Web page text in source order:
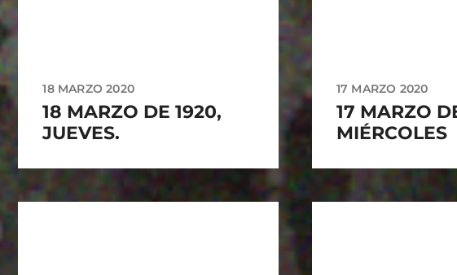
18 MARZO 2020
18 MARZO DE 1920,
JUEVES.
17 MARZO 2020
17 MARZO
MIÉRCOLES